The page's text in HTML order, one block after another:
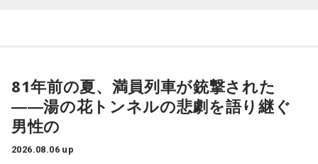
シアのアーティストを教えてくれました！
アーティスト：Tulus（トゥルス）
インドネシアを代表するシンガーソングライターのひとりで
うお座のアナタ：お気に入りの音楽で、気持ちをリセットし
てみましょう。
- * - * - * - * - * - * - * - * - * - * - * - * - * - * - * - * - * - * - *
- * - * - * - * - * - * - * - * - * - *
81年前の夏、満員列車が銃撃された
――湯の花トンネルの悲劇を語り継ぐ
男性の
2026.08.06 up